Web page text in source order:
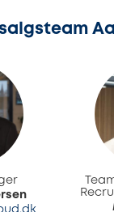
salgsteam